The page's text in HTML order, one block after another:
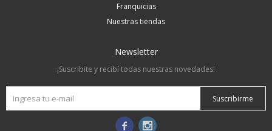
Franquicias
Nuestras tiendas
Newsletter
¡Suscribite y recibí todas nuestras novedades!
Suscribirme
 